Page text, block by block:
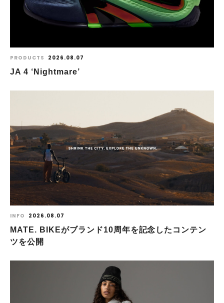
PRODUCTS 2026.08.07
JA 4 ‘Nightmare’
INFO 2026.08.07
MATE. BIKEがブランド10周年を記念したコンテン
ツを公開